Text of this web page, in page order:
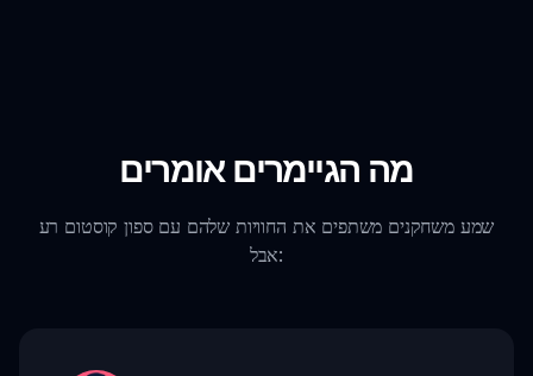
מה הגיימרים אומרים
שמע משחקנים משתפים את החוויות שלהם עם ספון קוסטום רע
אבל: